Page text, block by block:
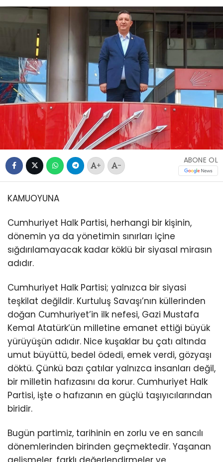
+ -
ABONE OL
KAMUOYUNA
Cumhuriyet Halk Partisi, herhangi bir kişinin,
dönemin ya da yönetimin sınırları içine
sığdırılamayacak kadar köklü bir siyasal mirasın
adıdır.
Cumhuriyet Halk Partisi; yalnızca bir siyasi
teşkilat değildir. Kurtuluş Savaşı’nın küllerinden
doğan Cumhuriyet’in ilk nefesi, Gazi Mustafa
Kemal Atatürk’ün milletine emanet ettiği büyük
yürüyüşün adıdır. Nice kuşaklar bu çatı altında
umut büyüttü, bedel ödedi, emek verdi, gözyaşı
döktü. Çünkü bazı çatılar yalnızca insanları değil,
bir milletin hafızasını da korur. Cumhuriyet Halk
Partisi, işte o hafızanın en güçlü taşıyıcılarından
biridir.
Bugün partimiz, tarihinin en zorlu ve en sancılı
dönemlerinden birinden geçmektedir. Yaşanan